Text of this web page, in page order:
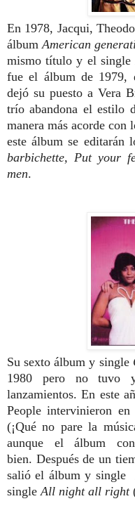
En 1978, Jacqui,
álbumAmerican
mismo título y el single
fue el álbum de 1979,
dejó su puesto a Vera
trío abandona el estilo
manera más acorde con
este álbum se editarán
barbichette, Put your
men.
Su sexto álbum y single
1980 pero no tuvo
lanzamientos. En este
People intervinieron
(¡Qué no pare la
aunque el álbum
bien. Después de un
salió el álbum y single
singleAll night all right